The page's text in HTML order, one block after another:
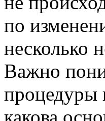
по
несколько
Важно
процедуры
какова